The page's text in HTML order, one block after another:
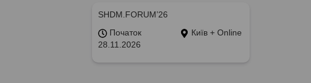
SHDM.FORUM’26
Початок
28.11.2026
Київ + Online